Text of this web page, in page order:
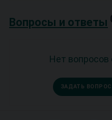
Вопросы и ответы
Нет вопросов
ЗАДАТЬ